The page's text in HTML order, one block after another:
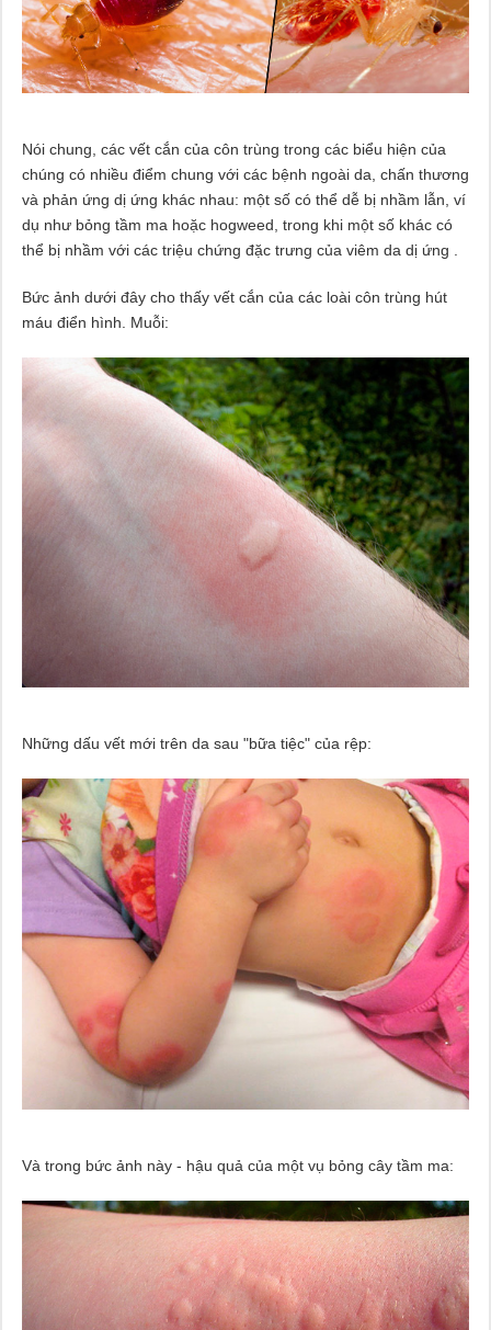
Nói chung, các vết cắn của côn trùng trong các biểu hiện của
chúng có nhiều điểm chung với các bệnh ngoài da, chấn thương
và phản ứng dị ứng khác nhau: một số có thể dễ bị nhầm lẫn, ví
dụ như bỏng tầm ma hoặc hogweed, trong khi một số khác có
thể bị nhầm với các triệu chứng đặc trưng của viêm da dị ứng .
Bức ảnh dưới đây cho thấy vết cắn của các loài côn trùng hút
máu điển hình. Muỗi:
Những dấu vết mới trên da sau "bữa tiệc" của rệp:
Và trong bức ảnh này - hậu quả của một vụ bỏng cây tầm ma: